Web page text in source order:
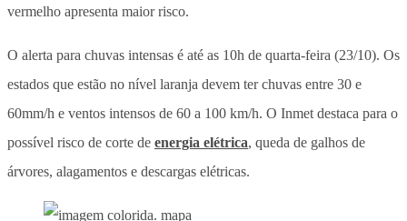
vermelho apresenta maior risco.
O alerta para chuvas intensas é até as 10h de quarta-feira (23/10). Os
estados que estão no nível laranja devem ter chuvas entre 30 e
60mm/h e ventos intensos de 60 a 100 km/h. O Inmet destaca para o
possível risco de corte de energia elétrica, queda de galhos de
árvores, alagamentos e descargas elétricas.